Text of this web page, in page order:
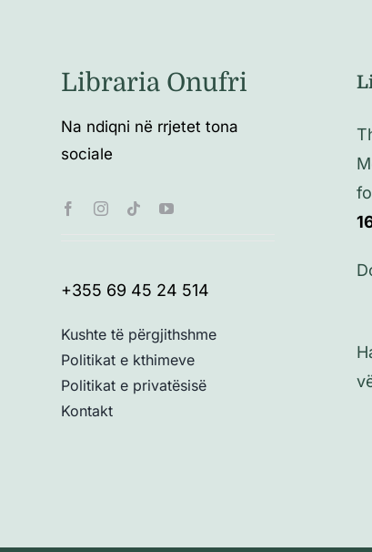
Libraria Onufri
Na ndiqni në rrjetet tona
sociale
+355 69 45 24 514
Kushte të përgjithshme
Politikat e kthimeve
Politikat e privatësisë
Kontakt